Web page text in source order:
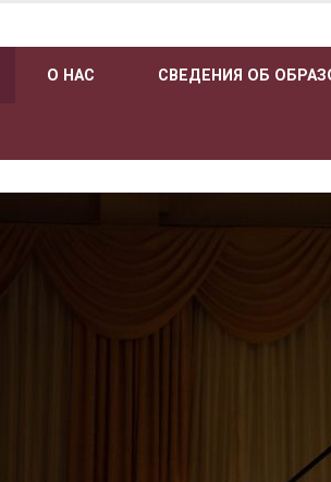
О НАС СВЕДЕНИЯ ОБ